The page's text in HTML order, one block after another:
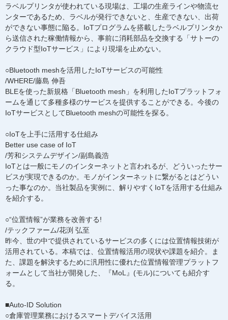
ラベルプリンタが使われている現場は、工場の生産ラインや物流セ
ンターであるため、ラベルが発行できないと、生産できない、出荷
ができない事態に陥る。IoTプログラムを搭載したラベルプリンタか
ら送信された稼働情報から、事前に消耗部品を交換する「サトーの
クラウド型IoTサービス」により現場を止めない。
○Bluetooth meshを活用したIoTサービスの可能性
/WHERE/藤島 伸吾
BLEを使った新規格「Bluetooth mesh」を利用したIoTプラットフォ
ームを通じて多種多様のサービスを提供することができる。今後の
IoTサービスとしてBluetooth meshの可能性を探る。
○IoTを上手に活用する仕組み
Better use case of IoT
/芳和システムデザイン/副島義浩
IoTとは一般にモノのインターネットと言われるが、どういったサー
ビスが実現できるのか。モノがインターネットに繋がるとはどうい
った事なのか。当社製品を実例に、解りやすくIoTを活用する仕組み
を紹介する。
○“位置情報”が業務を改善する!
/テックファーム/花渕 弘至
昨今、世の中で提供されているサービスの多くには位置情報技術が
活用されている。本稿では、位置情報活用の現状や課題を紹介。ま
た、課題を解決するために汎用性に優れた位置情報管理プラットフ
ォームとして当社が開発した、『MoL』(モル)についても紹介す
る。
■Auto-ID Solution
○倉庫管理業務におけるスマートデバイス活用